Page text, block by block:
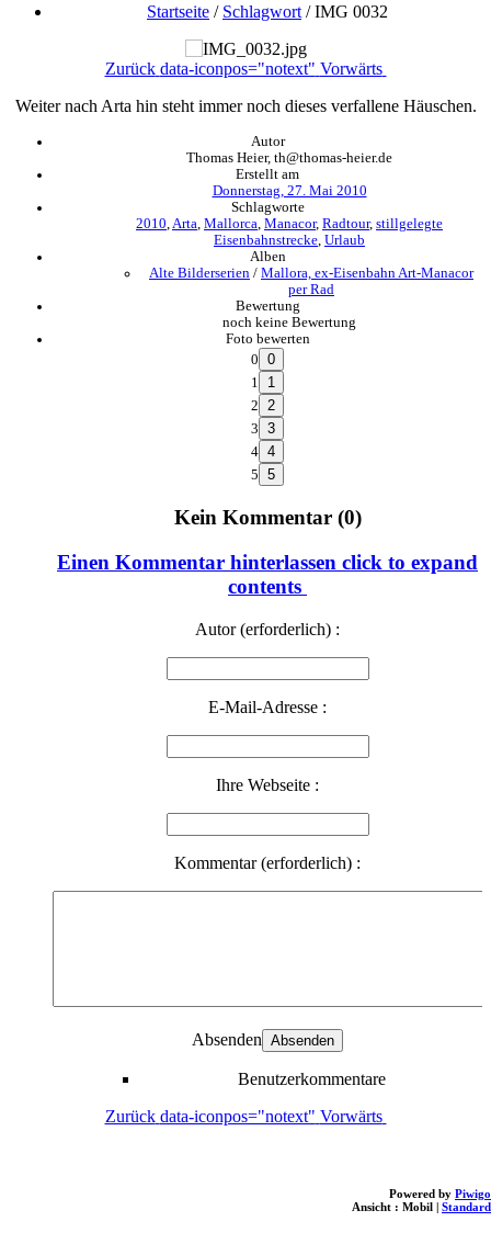
Startseite / Schlagwort /IMG 0032
Zurück data-iconpos="notext" Vorwärts
Weiter nach Arta hin steht immer noch dieses verfallene Häuschen.
Autor
Thomas Heier, th@thomas-heier.de
Erstellt am
Donnerstag, 27. Mai 2010
Schlagworte
2010 Arta Mallorca Manacor, Radtour, stillgelegte
Eisenbahnstrecke Urlaub
Alben
Alte Bilderserien / Mallora, ex-Eisenbahn Art-Manacor
per Rad
Bewertung
noch keine Bewertung
Foto bewerten
0
1
2
3
4
5
Kein Kommentar (0)
Einen Kommentar hinterlassen click to expand
contents
Autor (erforderlich) :
E-Mail-Adresse :
Ihre Webseite :
Kommentar (erforderlich) :
Absenden
Benutzerkommentare
Zurück data-iconpos="notext" Vorwärts
Powered by Piwigo
Ansicht : Mobil | Standard